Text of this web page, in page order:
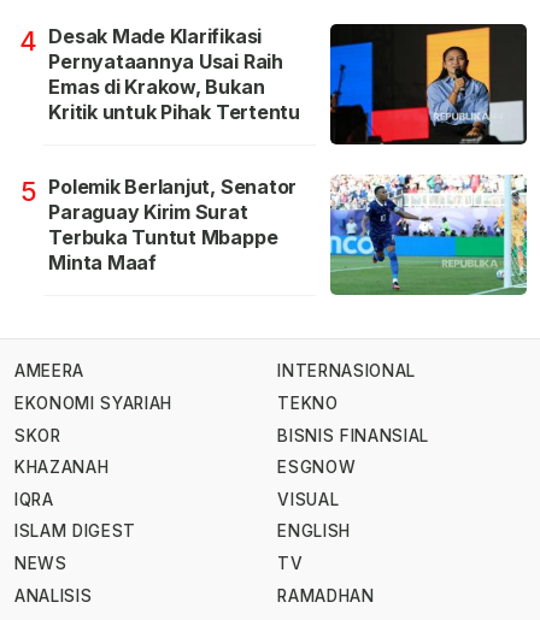
4 Desak Made Klarifikasi
Pernyataannya Usai Raih
Emas di Krakow, Bukan
Kritik untuk Pihak Tertentu
5 Polemik Berlanjut, Senator
Paraguay Kirim Surat
Terbuka Tuntut Mbappe
Minta Maaf
AMEERA
EKONOMI SYARIAH
SKOR
KHAZANAH
IQRA
ISLAM DIGEST
NEWS
ANALISIS
INTERNASIONAL
TEKNO
BISNIS FINANSIAL
ESGNOW
VISUAL
ENGLISH
TV
RAMADHAN